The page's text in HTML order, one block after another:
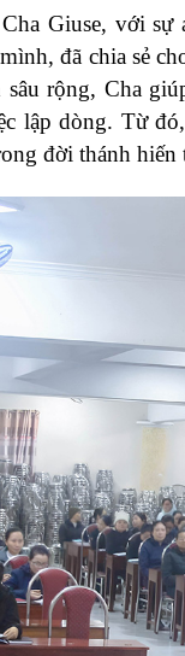
Giuse, với
đã chia sẻ
rộng, Cha
lập dòng. Từ
đời thánh